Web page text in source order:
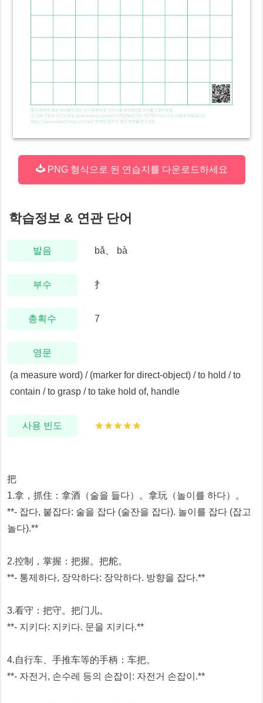
PNG 형식으로 된 연습지를 다운로드하세요
학습정보 & 연관 단어
발음 bǎ、 bà
부수 扌
총획수 7
영문
(a measure word) / (marker for direct-object) / to hold / to
contain / to grasp / to take hold of, handle
사용 빈도 ★★★★★
把
1.拿，抓住：拿酒（술을 들다）。拿玩（놀이를 하다）。
**- 잡다, 붙잡다: 술을 잡다 (술잔을 잡다). 놀이를 잡다 (잡고
놀다).**
2.控制，掌握：把握。把舵。
**- 통제하다, 장악하다: 장악하다. 방향을 잡다.**
3.看守：把守。把门儿。
**- 지키다: 지키다. 문을 지키다.**
4.自行车、手推车等的手柄：车把。
**- 자전거, 손수레 등의 손잡이: 자전거 손잡이.**